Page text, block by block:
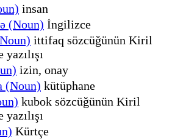
insan
(Noun) İngilizce
ittifaq sözcüğünün Kiril
izin, onay
(Noun) kütüphane
kubok sözcüğünün Kiril
Kürtçe